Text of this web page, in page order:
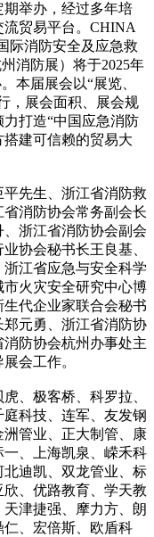
举办，经过多年培
贸易平台。CHINA
际消防安全及应急救
消防展）将于2025年
本届展会以“展览、
，展会面积、展会规
打造“中国应急消防
建可信赖的贸易大
先生、浙江省消防救
消防协会常务副会长
浙江省消防协会副会
协会秘书长王良基、
江省应急与安全科学
火灾安全研究中心博
代企业家联合会秘书
元勇、浙江省消防协
防协会杭州办事处主
会工作。
、极客桥、科罗拉、
科技、连军、友发钢
管业、正大制管、康
、上海凯泉、嵘禾科
迪凯、双龙管业、标
、优路教育、学天教
津捷强、摩力方、朗
、宏倍斯、欧盾科